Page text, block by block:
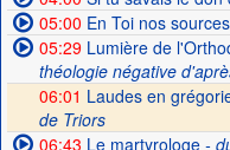
05:00 En Toi nos sources
05:29Lumière de
théologie négative
06:01 Laudes en
de Triors
06:43 Le martyrologe-